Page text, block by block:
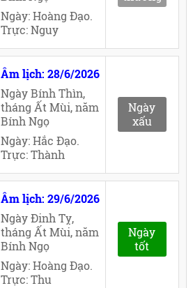
Ngày: Hoàng Đạo.
Trực: Nguy
Âm lịch: 28/6/2026
Ngày Bính Thìn,
tháng Ất Mùi, năm
Bính Ngọ
Ngày: Hắc Đạo.
Trực: Thành
Ngày
xấu
Âm lịch: 29/6/2026
Ngày Đinh Tỵ,
tháng Ất Mùi, năm
Bính Ngọ
Ngày: Hoàng Đạo.
Trực: Thu
Ngày
tốt